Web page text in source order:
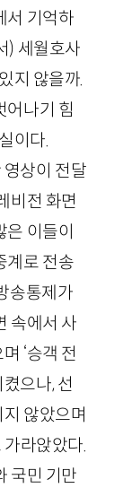
서 기억하
) 세월호사
지 않을까.
어나기 힘
이다.
상이 전달
비전 화면
이들이
계로 전송
송통제가
속에서 사
‘승객 전
으나, 선
않았으며
라앉았다.
국민 기만